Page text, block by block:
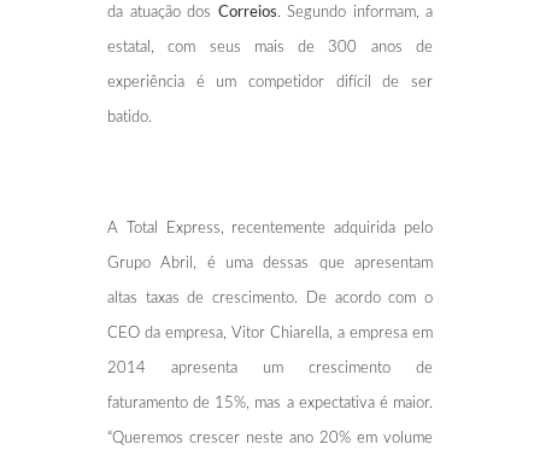
da atuação dos Correios. Segundo informam, a
estatal, com seus mais de 300 anos de
experiência é um competidor difícil de ser
batido.
A Total Express, recentemente adquirida pelo
Grupo Abril, é uma dessas que apresentam
altas taxas de crescimento. De acordo com o
CEO da empresa, Vitor Chiarella, a empresa em
2014 apresenta um crescimento de
faturamento de 15%, mas a expectativa é maior.
“Queremos crescer neste ano 20% em volume